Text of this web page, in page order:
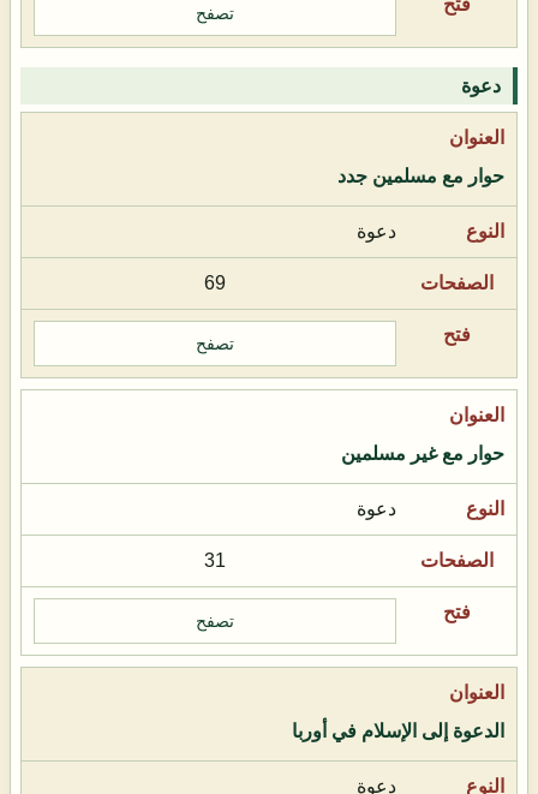
تصفح
دعوة
حوار مع مسلمين جدد
دعوة
69
تصفح
حوار مع غير مسلمين
دعوة
31
تصفح
الدعوة إلى الإسلام في أوربا
دعوة